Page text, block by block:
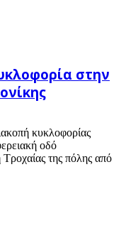
στην
κυκλοφορίας
οδό
της πόλης από